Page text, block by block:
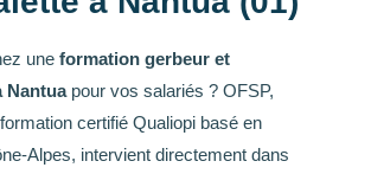
une formation gerbeur et
Nantuapour vos salariés ? OFSP,
certifié Qualiopi basé en
Alpes, intervient directement dans